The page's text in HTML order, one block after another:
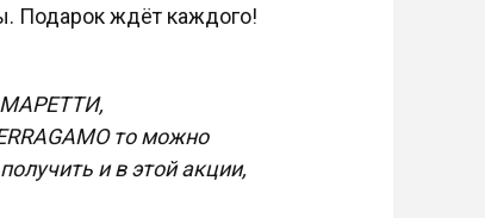
Подарок ждёт каждого!
МАРЕТТИ,
то можно
и в этой акции,